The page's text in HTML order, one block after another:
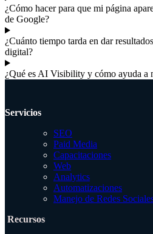
¿Cómo hacer para que mi página
de Google?
¿Cuánto tiempo tarda en dar
digital?
¿Qué es AI Visibility y cómo ayuda a
Servicios
SEO
Paid Media
Capacitaciones
Web
Analytics
Automatizaciones
Manejo de Redes
Recursos